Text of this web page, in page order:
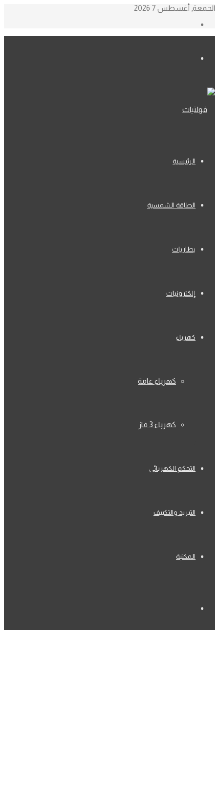
الجمعة, أغسطس 7 2026
الرئيسية
الطاقة الشمسية
بطاريات
إلكترونيات
كهرباء
كهرباء عامة
كهرباء 3 فاز
التحكم الكهربائي
التبريد والتكييف
المكتبة